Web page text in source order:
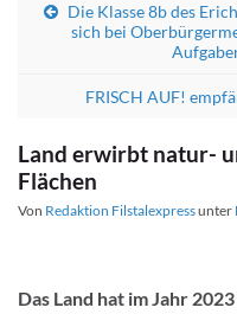
Die Klasse 8b des
sich bei
FRISCH AUF!
Land erwirbt natur-
Flächen
Von Redaktion Filstalexpressunter
Das Land hat im Jahr